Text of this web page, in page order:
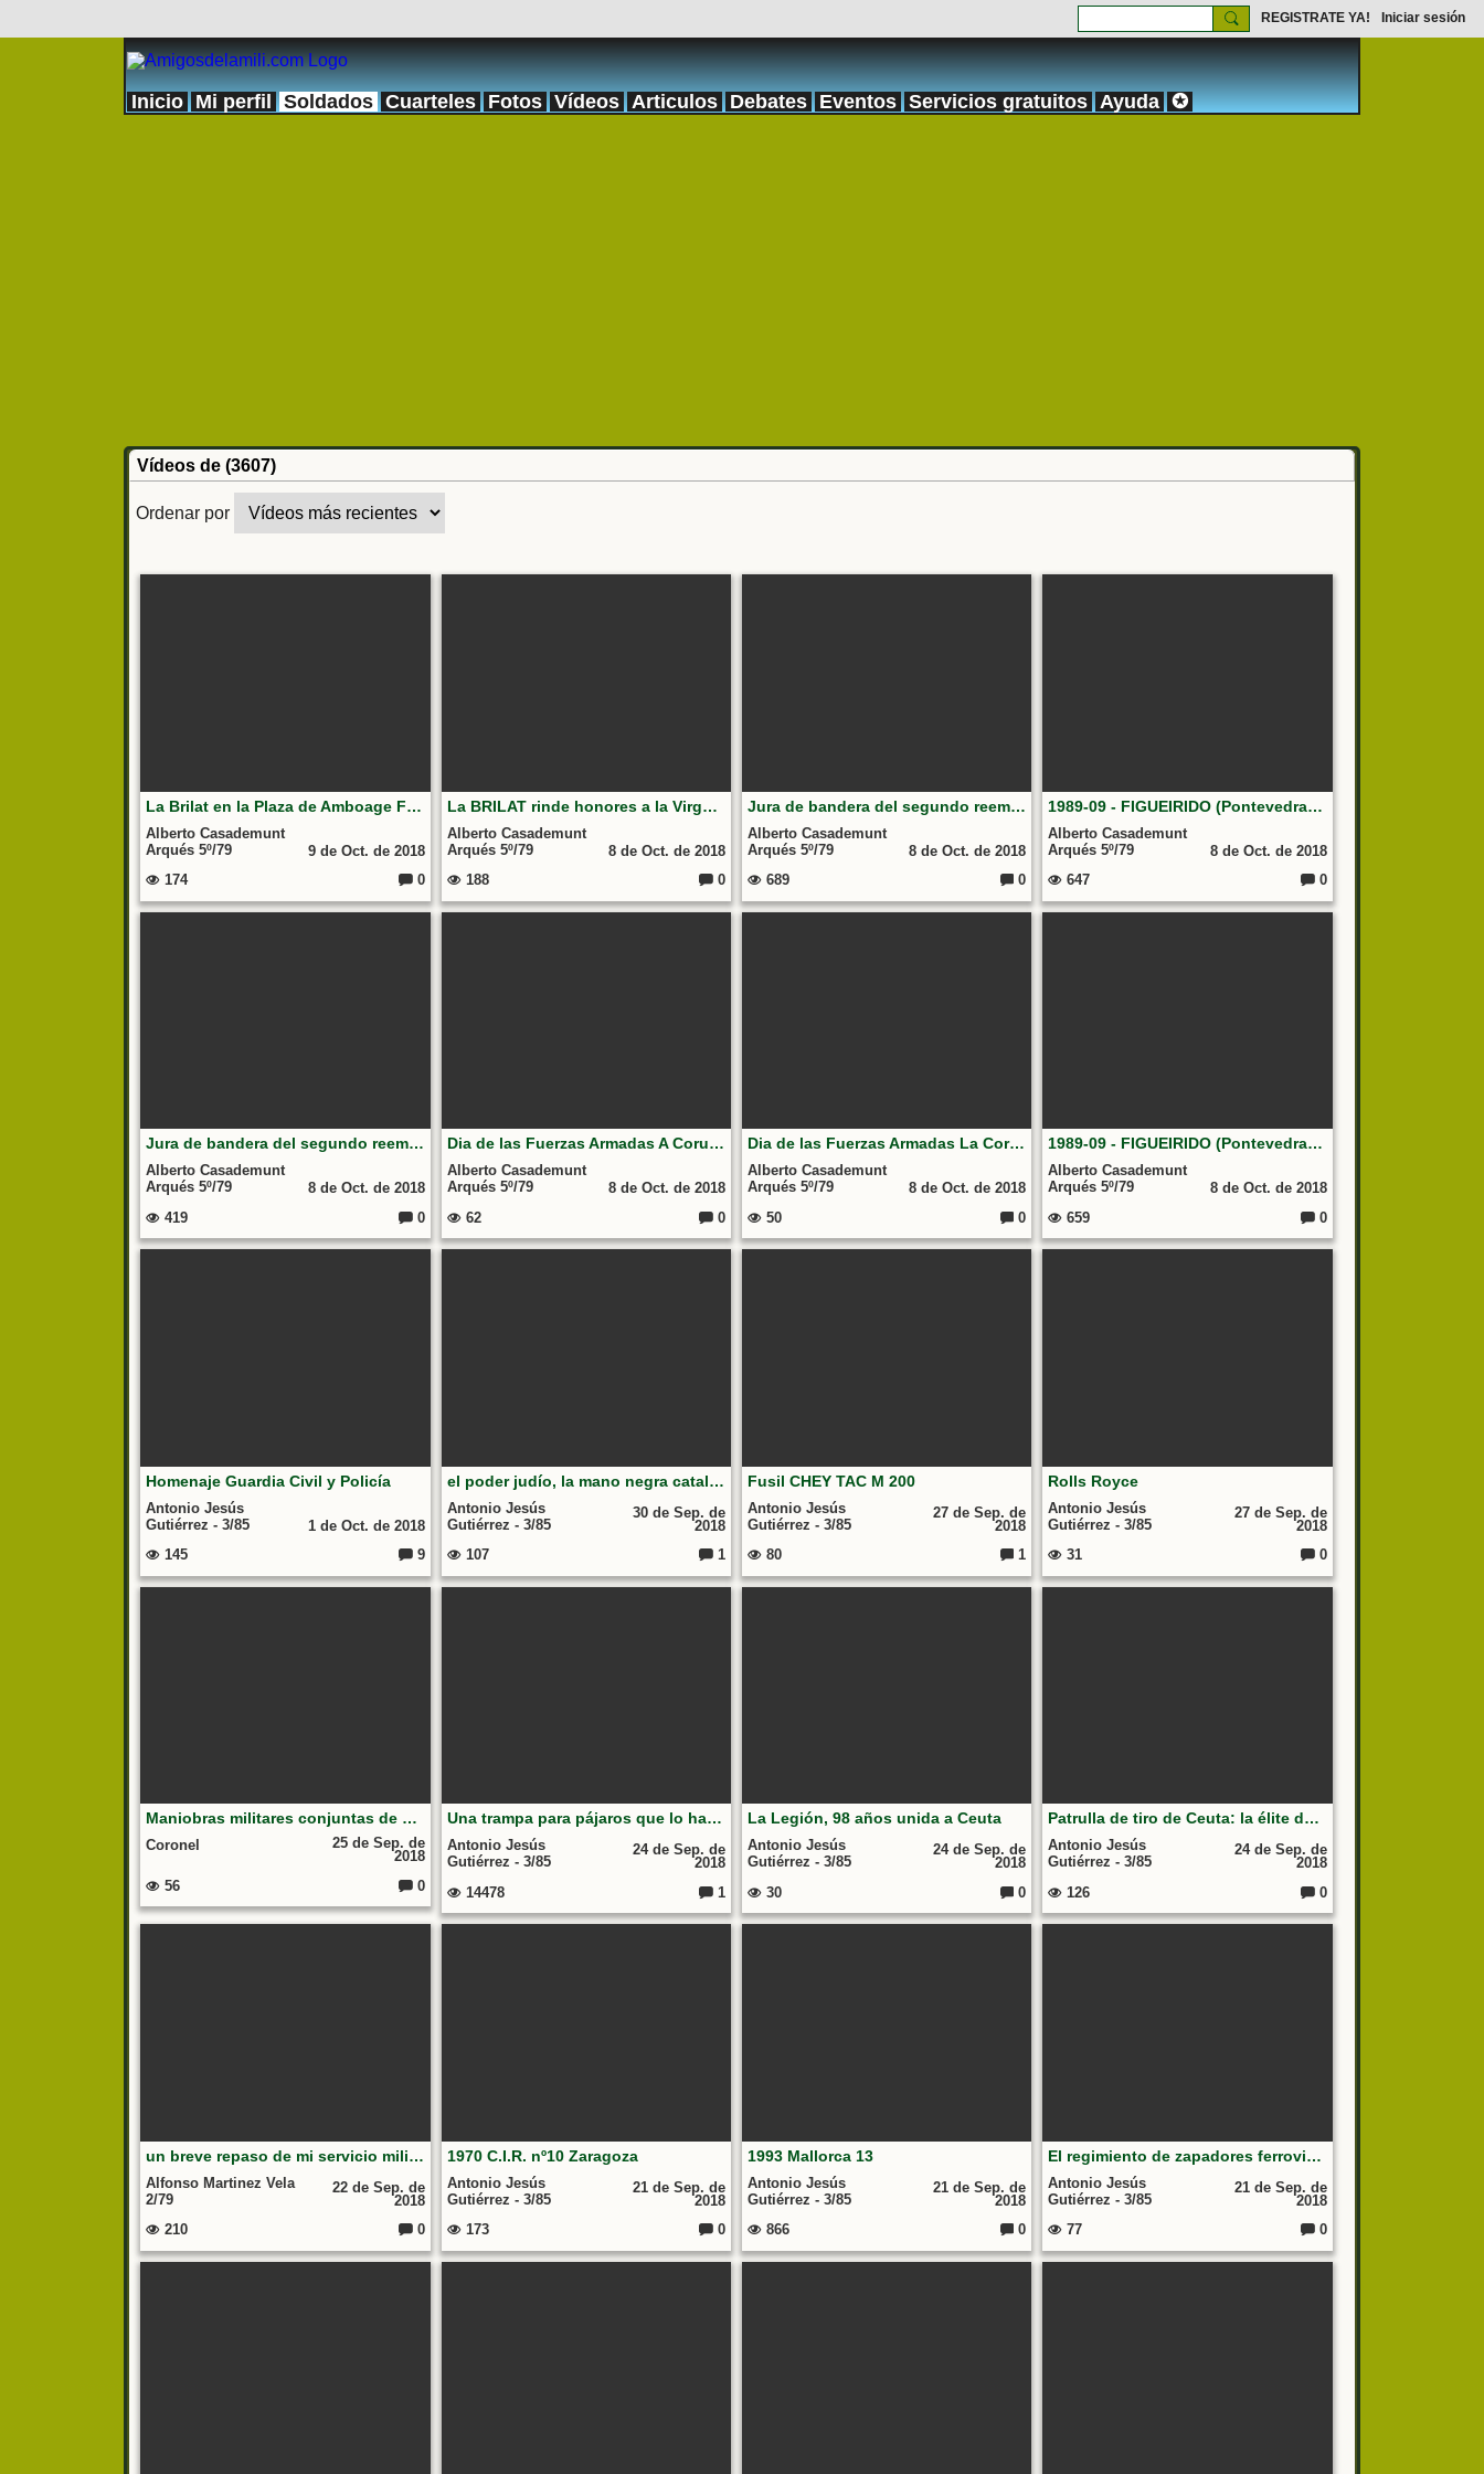
REGISTRATE YA! Iniciar sesión
Inicio Mi perfil Soldados Cuarteles Fotos Vídeos Articulos Debates Eventos Servicios gratuitos Ayuda ✪
Vídeos de (3607)
Ordenar por
La Brilat en la Plaza de Amboage Ferrol 2017
Alberto Casademunt
Arqués 5º/79
9 de Oct. de 2018
174
0
La BRILAT rinde honores a la Virgen Peregrina Pontevedra 2013
Alberto Casademunt
Arqués 5º/79
8 de Oct. de 2018
188
0
Jura de bandera del segundo reemplazo del 1993, Brilat Figueirido Pontevedra
Alberto Casademunt
Arqués 5º/79
8 de Oct. de 2018
689
0
1989-09 - FIGUEIRIDO (Pontevedra). JURA BANDERA DE BERTO.
Alberto Casademunt
Arqués 5º/79
8 de Oct. de 2018
647
0
Jura de bandera del segundo reemplazo del 1993, Brilat Figueirido Pontevedra
Alberto Casademunt
Arqués 5º/79
8 de Oct. de 2018
419
0
Dia de las Fuerzas Armadas A Coruña 2017
Alberto Casademunt
Arqués 5º/79
8 de Oct. de 2018
62
0
Dia de las Fuerzas Armadas La Coruña Mayo 2018
Alberto Casademunt
Arqués 5º/79
8 de Oct. de 2018
50
0
1989-09 - FIGUEIRIDO (Pontevedra). JURA BANDERA DE BERTO.
Alberto Casademunt
Arqués 5º/79
8 de Oct. de 2018
659
0
Homenaje Guardia Civil y Policía
Antonio Jesús
Gutiérrez - 3/85
1 de Oct. de 2018
145
9
el poder judío, la mano negra catalana
Antonio Jesús
Gutiérrez - 3/85
30 de Sep. de
2018
107
1
Fusil CHEY TAC M 200
Antonio Jesús
Gutiérrez - 3/85
27 de Sep. de
2018
80
1
Rolls Royce
Antonio Jesús
Gutiérrez - 3/85
27 de Sep. de
2018
31
0
Maniobras militares conjuntas de China y Rusia
Coronel
25 de Sep. de
2018
56
Comentarios:
0
Una trampa para pájaros que lo hace fácil usando una botella de agua
Antonio Jesús
Gutiérrez - 3/85
24 de Sep. de
2018
14478
1
La Legión, 98 años unida a Ceuta
Antonio Jesús
Gutiérrez - 3/85
24 de Sep. de
2018
30
0
Patrulla de tiro de Ceuta: la élite del Tercio Duque de Alba | Deporte militar
Antonio Jesús
Gutiérrez - 3/85
24 de Sep. de
2018
126
0
un breve repaso de mi servicio militar
Alfonso Martinez Vela
2/79
22 de Sep. de
2018
210
0
1970 C.I.R. nº10 Zaragoza
Antonio Jesús
Gutiérrez - 3/85
21 de Sep. de
2018
173
0
1993 Mallorca 13
Antonio Jesús
Gutiérrez - 3/85
21 de Sep. de
2018
866
0
El regimiento de zapadores ferroviarios (1982) Una escuela de hombres
Antonio Jesús
Gutiérrez - 3/85
21 de Sep. de
2018
77
0